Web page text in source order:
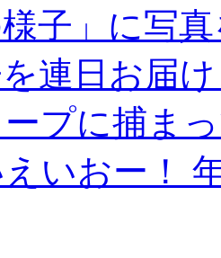
様子」に写
連日お届
ープに捕ま
いおー！